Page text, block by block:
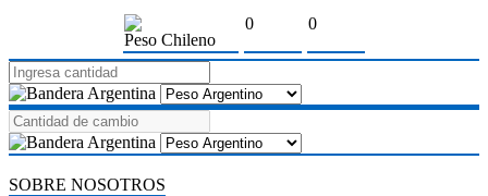
Peso Chileno
0 0
SOBRE NOSOTROS